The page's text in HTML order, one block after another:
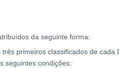
da seguinte forma:
três primeiros classificados de cada
seguintes condições: